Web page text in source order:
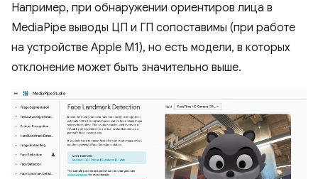
Например, при обнаружении ориентиров лица в
MediaPipe выводы ЦП и ГП сопоставимы (при работе
на устройстве Apple M1), но есть модели, в которых
отклонение может быть значительно выше.